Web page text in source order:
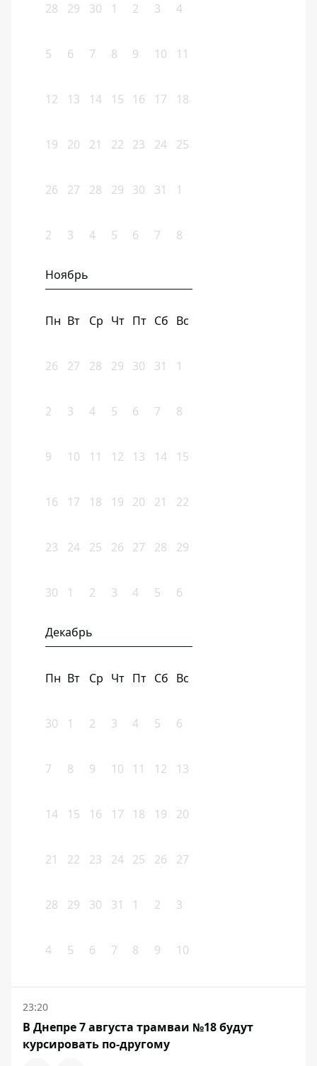
28 29 30 1 2 3 4
5 6 7 8 9 10 11
12 13 14 15 16 17 18
19 20 21 22 23 24 25
26 27 28 29 30 31 1
2 3 4 5 6 7 8
Ноябрь
Пн Вт Ср Чт Пт Сб Вс
26 27 28 29 30 31 1
2 3 4 5 6 7 8
9 10 11 12 13 14 15
16 17 18 19 20 21 22
23 24 25 26 27 28 29
30 1 2 3 4 5 6
Декабрь
Пн Вт Ср Чт Пт Сб Вс
30 1 2 3 4 5 6
7 8 9 10 11 12 13
14 15 16 17 18 19 20
21 22 23 24 25 26 27
28 29 30 31 1 2 3
4 5 6 7 8 9 10
23:20
В Днепре 7 августа трамваи №18 будут
курсировать по-другому